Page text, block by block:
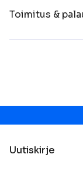
Toimitus &
Uutiskirje